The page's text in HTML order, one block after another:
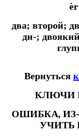
èr
два; второй;
ди-;
Вернуться
КЛЮЧИ
ОШИБКА,
УЧИТЬ